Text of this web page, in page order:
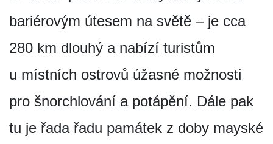
bariérovým útesem na světě – je cca
280 km dlouhý a nabízí turistům
u místních ostrovů úžasné možnosti
pro šnorchlování a potápění. Dále pak
tu je řada řadu památek z doby mayské